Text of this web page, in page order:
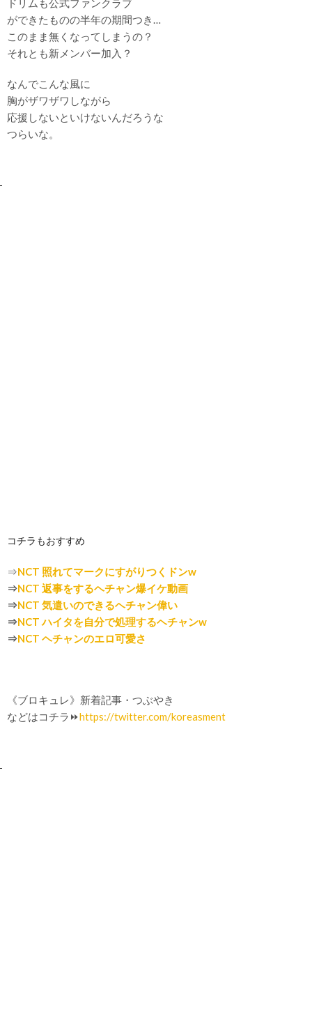
ドリムも公式ファンクラブ
ができたものの半年の期間つき…
このまま無くなってしまうの？
それとも新メンバー加入？
なんでこんな風に
胸がザワザワしながら
応援しないといけないんだろうな
つらいな。
コチラもおすすめ
⇒NCT 照れてマークにすがりつくドンw
⇒NCT 返事をするヘチャン爆イケ動画
⇒NCT 気遣いのできるヘチャン偉い
⇒NCT ハイタを自分で処理するヘチャンw
⇒NCT ヘチャンのエロ可愛さ
《ブロキュレ》新着記事・つぶやき
などはコチラ⏩https://twitter.com/koreasment